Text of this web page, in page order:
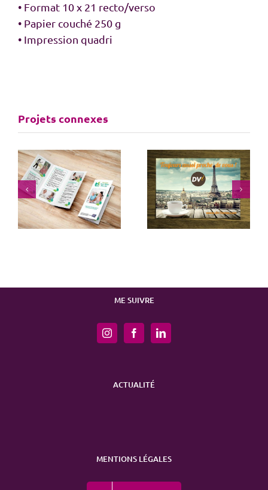
• Format 10 x 21 recto/verso
• Papier couché 250 g
• Impression quadri
Projets connexes
Flyer agent
immobilier
Dépliant pour un
snack
ME SUIVRE
ACTUALITÉ
MENTIONS LÉGALES